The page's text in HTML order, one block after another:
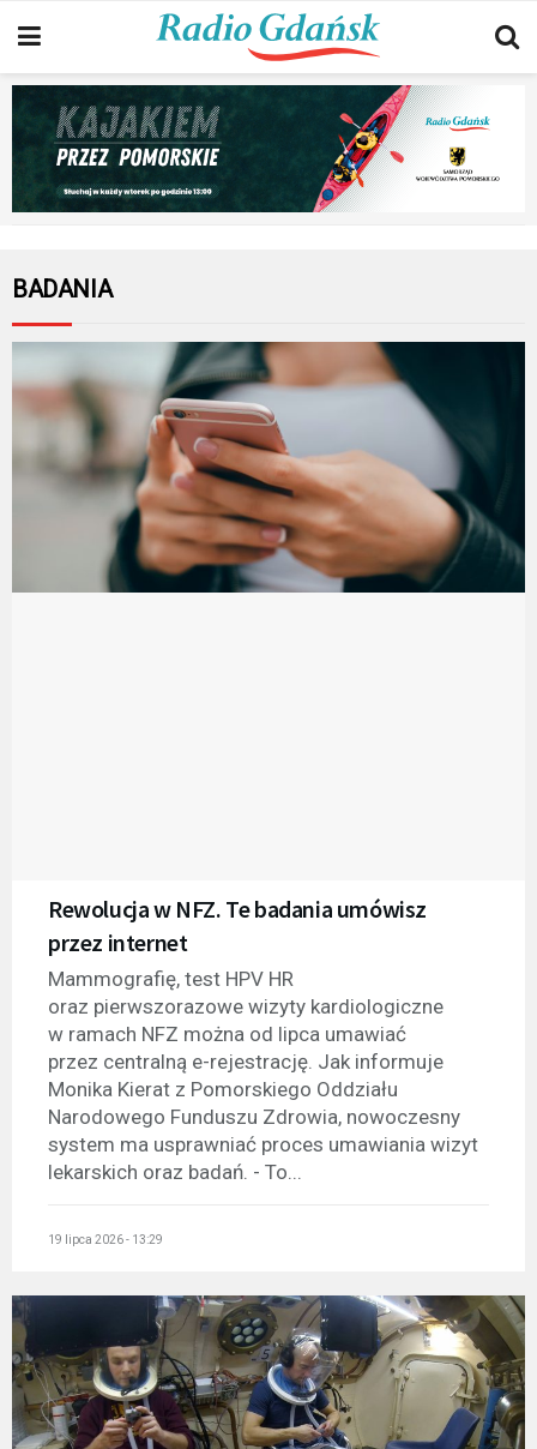
BADANIA
Rewolucja w NFZ. Te badania umówisz
przez internet
Mammografię, test HPV HR
oraz pierwszorazowe wizyty kardiologiczne
w ramach NFZ można od lipca umawiać
przez centralną e-rejestrację. Jak informuje
Monika Kierat z Pomorskiego Oddziału
Narodowego Funduszu Zdrowia, nowoczesny
system ma usprawniać proces umawiania wizyt
lekarskich oraz badań. - To...
19 lipca 2026 - 13:29